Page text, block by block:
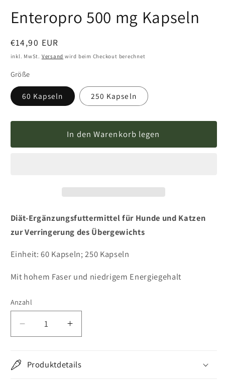
Enteropro 500 mg Kapseln
Normaler
Preis
€14,90 EUR
inkl. MwSt. Versand wird beim Checkout berechnet
Größe
60 Kapseln 250 Kapseln
In den Warenkorb legen
Diät-Ergänzungsfuttermittel für Hunde und Katzen
zur Verringerung des Übergewichts
Einheit: 60 Kapseln; 250 Kapseln
Mit hohem Faser und niedrigem Energiegehalt
Anzahl
Verringere
die
für
Erhöhe
die
für
Produktdetails